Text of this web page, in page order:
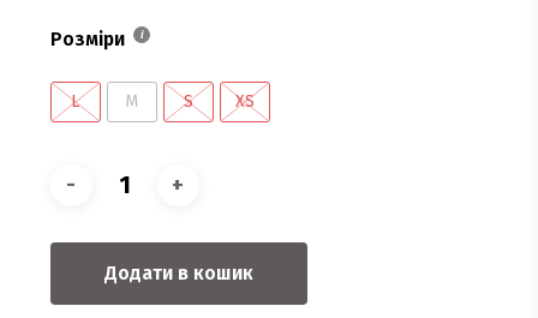
Розміри
L M S XS
Додати в кошик